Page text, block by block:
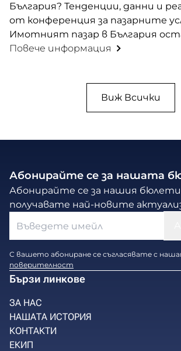
България? Тенденции, данни и
от конференция за пазарните
Имотният пазар в България
Повече информация
Виж Всички
Абонирайте се за нашата
Абонирайте се за нашия
получавате най-новите
С вашето абониране се съгласявате с
поверителност
Бързи линкове
ЗА НАС
НАШАТА ИСТОРИЯ
КОНТАКТИ
ЕКИП